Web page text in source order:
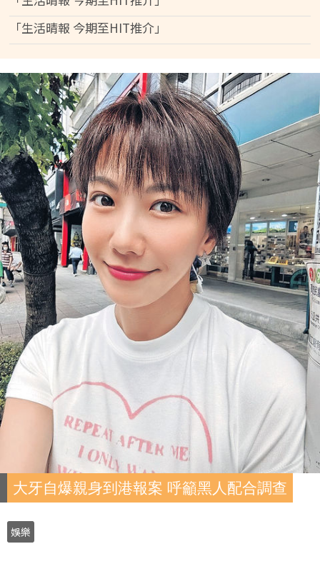
「生活晴報 今期至HIT推介」
大牙自爆親身到港報案 呼籲黑人配合調查
娛樂